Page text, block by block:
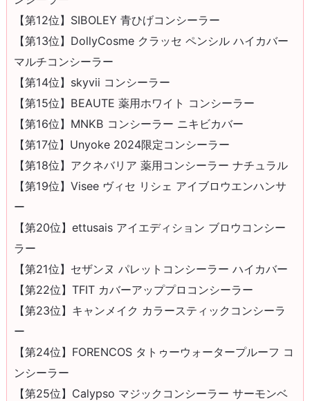
【第12位】SIBOLEY 青ひげコンシーラー
【第13位】DollyCosme クラッセ ペンシル ハイカバー
マルチコンシーラー
【第14位】skyvii コンシーラー
【第15位】BEAUTE 薬用ホワイト コンシーラー
【第16位】MNKB コンシーラー ニキビカバー
【第17位】Unyoke 2024限定コンシーラー
【第18位】アクネバリア 薬用コンシーラー ナチュラル
【第19位】Visee ヴィセ リシェ アイブロウエンハンサ
ー
【第20位】ettusais アイエディション ブロウコンシー
ラー
【第21位】セザンヌ パレットコンシーラー ハイカバー
【第22位】TFIT カバーアッププロコンシーラー
【第23位】キャンメイク カラースティックコンシーラ
ー
【第24位】FORENCOS タトゥーウォータープルーフ コ
ンシーラー
【第25位】Calypso マジックコンシーラー サーモンベ